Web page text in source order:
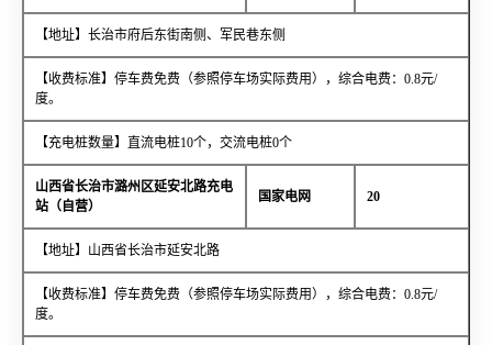
【地址】长治市府后东街南侧、军民巷东侧
【收费标准】停车费免费（参照停车场实际费用），综合电费：0.8元/
度。
【充电桩数量】直流电桩10个，交流电桩0个
山西省长治市潞州区延安北路充电
站（自营）
国家电网 20
【地址】山西省长治市延安北路
【收费标准】停车费免费（参照停车场实际费用），综合电费：0.8元/
度。